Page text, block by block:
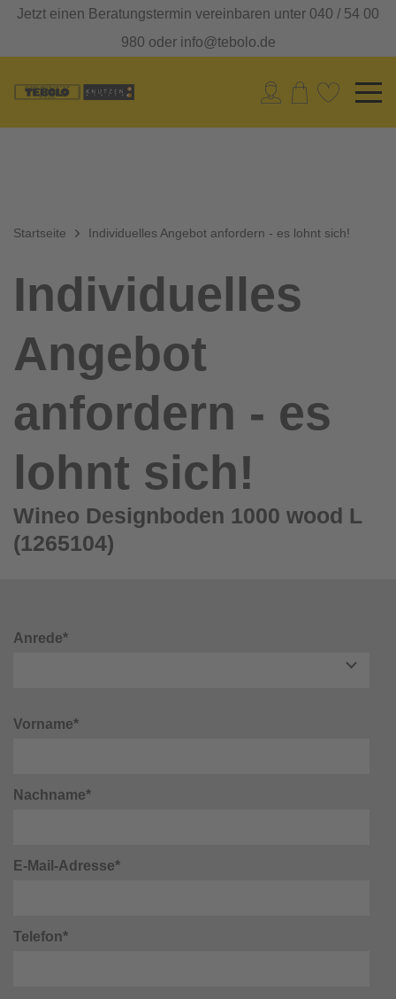
Jetzt einen Beratungstermin vereinbaren unter 040 / 54 00
980 oder info@tebolo.de
Startseite Individuelles Angebot anfordern - es lohnt sich!
Individuelles
Angebot
anfordern - es
lohnt sich!
Wineo Designboden 1000 wood L
(1265104)
Anrede*
Vorname*
Nachname*
E-Mail-Adresse*
Telefon*